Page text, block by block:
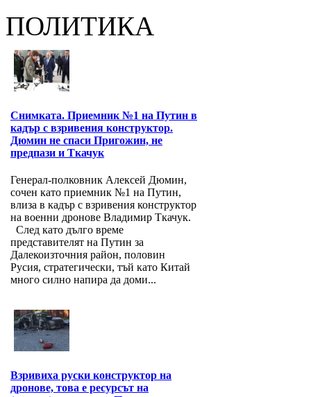
ПОЛИТИКА
Снимката. Приемник №1 на Путин в
кадър с взривения конструктор.
Дюмин не спаси Пригожин, не
предпази и Ткачук
Генерал-полковник Алексей Дюмин,
сочен като приемник №1 на Путин,
влиза в кадър с взривения конструктор
на военни дронове Владимир Ткачук.
След като дълго време
представителят на Путин за
Далекоизточния район, половин
Русия, стратегически, тъй като Китай
много силно напира да доми...
Взривиха руски конструктор на
дронове, това е ресурсът на